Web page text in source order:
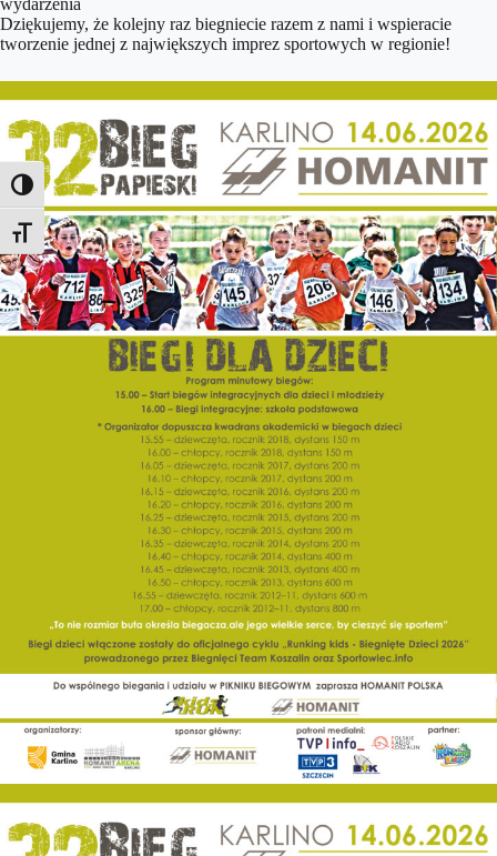
Toggle High Contrast
Toggle Font size
Dziękujemy, że kolejny raz biegniecie razem z nami i wspieracie
tworzenie jednej z największych imprez sportowych w regionie!